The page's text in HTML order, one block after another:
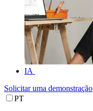
IA
Solicitar uma demonstração
PT